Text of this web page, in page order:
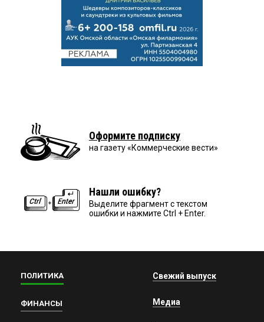
Оформите подписку
на газету «Коммерческие вести»
Нашли ошибку?
Выделите фрагмент с текстом
ошибки и нажмите Ctrl + Enter.
ПОЛИТИКА
ФИНАНСЫ
Свежий выпуск
Медиа